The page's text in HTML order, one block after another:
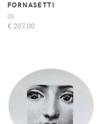
FORNASETTI
OS
€ 207,00